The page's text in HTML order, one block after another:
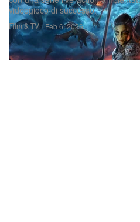
Film & TV
videogioco di successo.
Feb 6, 2026